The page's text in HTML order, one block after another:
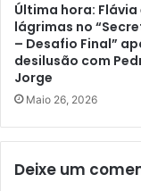
Última hora: Flávia
lágrimas no
– Desafio Final”
desilusão com
Jorge
Maio 26, 2026
Deixe um